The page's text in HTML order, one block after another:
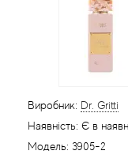
Виробник: Dr. Gritti
Наявність: Є в
Модель: 3905-2